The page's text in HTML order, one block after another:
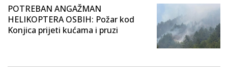
POTREBAN ANGAŽMAN
HELIKOPTERA OSBIH: Požar kod
Konjica prijeti kućama i pruzi